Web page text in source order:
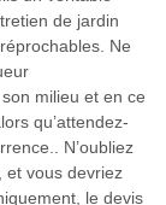
de jardin
Ne
milieu et en ce
qu’attendez-
N’oubliez
et vous devriez
le devis